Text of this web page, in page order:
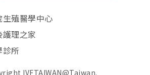
生殖醫學中心
護理之家
診所
IVFTAIWAN@Taiwan.